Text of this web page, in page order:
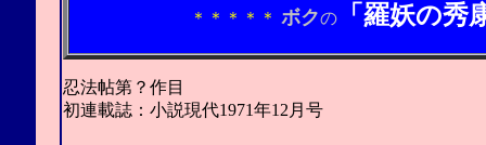
＊＊＊＊＊ ボクの 「羅妖の秀
忍法帖第？作目
初連載誌：小説現代1971年12月号